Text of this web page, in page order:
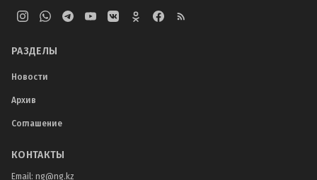
РАЗДЕЛЫ
Новости
Архив
Соглашение
КОНТАКТЫ
Email: ng@ng.kz